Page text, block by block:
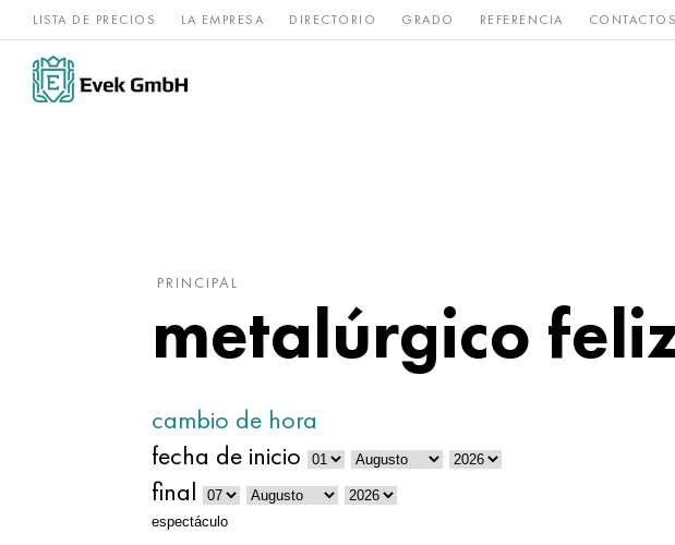
LISTA DE PRECIOS LA EMPRESA DIRECTORIO GRADO REFERENCIA CONTACTOS
Aleaciones de
níquel
acero Raro y
PRINCIPAL
metalúrgico
cambio de hora
fecha de inicio
final
espectáculo